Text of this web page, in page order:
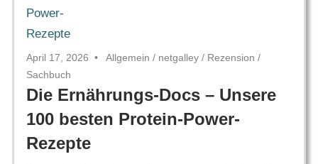
April 17, 2026 Allgemein / netgalley / Rezension /
Sachbuch
Die Ernährungs-Docs – Unsere
100 besten Protein-Power-
Rezepte